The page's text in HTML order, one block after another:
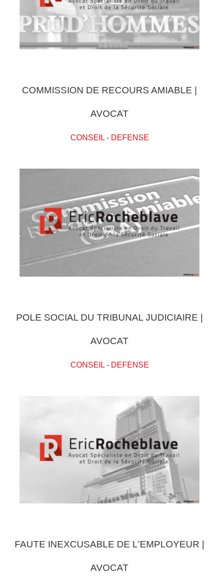
COMMISSION DE RECOURS AMIABLE |
AVOCAT
CONSEIL- DEFENSE
POLE SOCIAL DU TRIBUNAL JUDICIAIRE |
AVOCAT
CONSEIL- DEFENSE
FAUTE INEXCUSABLE DE L'EMPLOYEUR |
AVOCAT